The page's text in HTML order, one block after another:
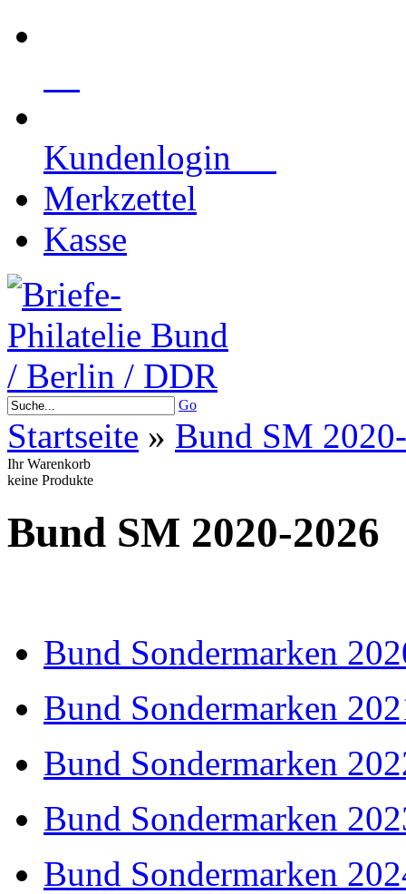
Kundenlogin
Merkzettel
Kasse
Go
Startseite » Bund SM
Ihr Warenkorb
keine Produkte
Bund SM 2020-2026
Bund Sondermarken
Bund Sondermarken
Bund Sondermarken
Bund Sondermarken
Bund Sondermarken